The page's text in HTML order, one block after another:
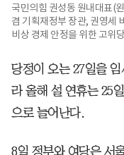
국민의힘 권성동 원내대표(
겸 기획재정부 장관, 권영세
비상 경제 안정을 위한 고위
당정이 오는 27일을
라 올해 설 연휴는 25
으로 늘어난다.
8일 정부와 여당은 서